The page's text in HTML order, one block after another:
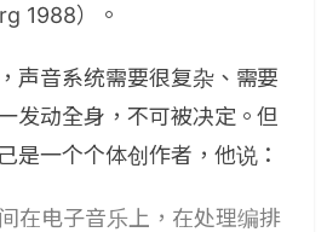
1988）。
声音系统需要很复杂、需要
发动全身，不可被决定。但
是一个个体创作者，他说：
在电子音乐上，在处理编排